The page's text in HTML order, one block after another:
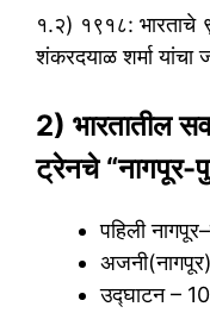
१.२) १९१८: भारताचे
शंकरदयाळ शर्मा यांचा
2) भारतातील
ट्रेनचे “नागपूर-
पहिली
उद्घाटन –